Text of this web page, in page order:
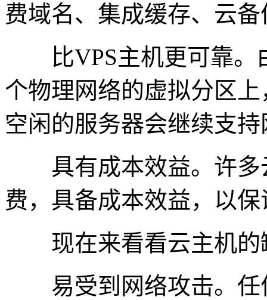
费域名、集成缓存、云
比VPS主机更可靠。
个物理网络的虚拟分区
空闲的服务器会继续支
具有成本效益。许多
费，具备成本效益，以
现在来看看云主机的
易受到网络攻击。任